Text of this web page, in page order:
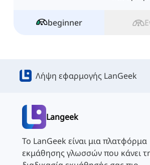
beginner
Λήψη εφαρμογής LanGeek
Langeek
Το LanGeek είναι μια πλατφόρμα
εκμάθησης γλωσσών που κάνει